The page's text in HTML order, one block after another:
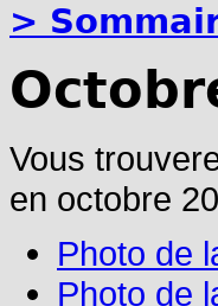
>
Vous
en octobre
Photo de
Photo de